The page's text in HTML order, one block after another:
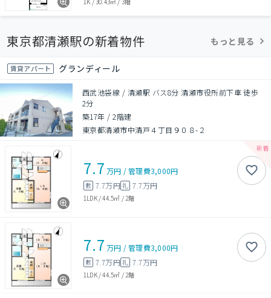
東京都清瀬駅の新着物件 もっと見る
賃貸アパート グランディール
西武池袋線 / 清瀬駅 バス8分 清瀬市役所前下車 徒歩
2分
築17年 /2階建
東京都清瀬市中清戸４丁目９０８-２
7.7 万円 /管理費3,000円
敷 7.7万円礼 7.7万円
1LDK/44.5㎡ / 2階
7.7 万円 /管理費3,000円
敷 7.7万円礼 7.7万円
1LDK/44.5㎡ / 2階